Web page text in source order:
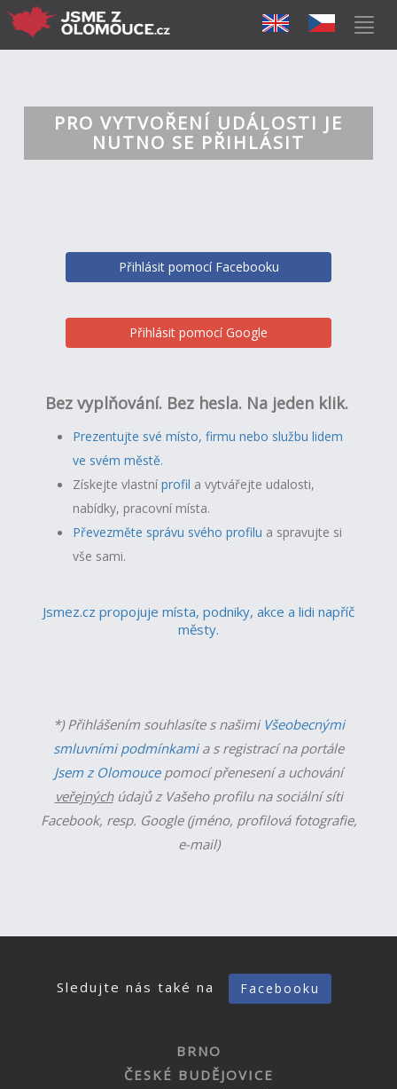
PRO VYTVOŘENÍ UDÁLOSTI JE
NUTNO SE PŘIHLÁSIT
Přihlásit pomocí Facebooku
Přihlásit pomocí Google
Bez vyplňování. Bez hesla. Na jeden klik.
Prezentujte své místo, firmu nebo službu lidem
ve svém městě.
Získejte vlastníprofil a vytvářejte udalosti,
nabídky, pracovní místa.
Převezměte správu svého profilu a spravujte si
vše sami.
Jsmez.cz propojuje místa, podniky, akce a lidi napříč
městy.
*) Přihlášením souhlasíte s našimi Všeobecnými
smluvními podmínkamia s registrací na portále
Jsem z Olomoucepomocí přenesení a uchování
veřejnýchúdajů z Vašeho profilu na sociální síti
Facebook, resp. Google (jméno, profilová fotografie,
e-mail)
Sledujte nás také na Facebooku
BRNO
ČESKÉ BUDĚJOVICE